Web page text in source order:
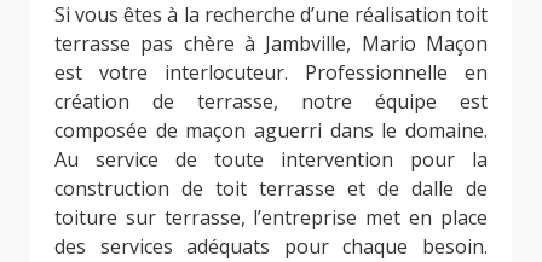
Si vous êtes à la recherche d’une réalisation toit
terrasse pas chère à Jambville, Mario Maçon
est votre interlocuteur. Professionnelle en
création de terrasse, notre équipe est
composée de maçon aguerri dans le domaine.
Au service de toute intervention pour la
construction de toit terrasse et de dalle de
toiture sur terrasse, l’entreprise met en place
des services adéquats pour chaque besoin.